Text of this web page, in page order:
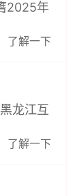
2025年
了解一下
龙江互
了解一下